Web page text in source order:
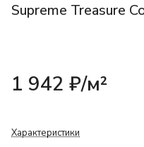
Supreme Treasure
1 942 ₽/м²
Характеристики